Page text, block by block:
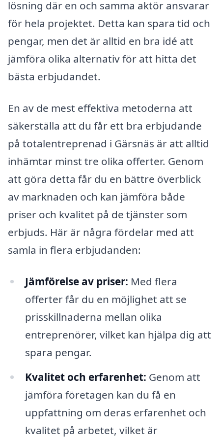
lösning där en och samma aktör ansvarar
för hela projektet. Detta kan spara tid och
pengar, men det är alltid en bra idé att
jämföra olika alternativ för att hitta det
bästa erbjudandet.
En av de mest effektiva metoderna att
säkerställa att du får ett bra erbjudande
på totalentreprenad i Gärsnäs är att alltid
inhämtar minst tre olika offerter. Genom
att göra detta får du en bättre överblick
av marknaden och kan jämföra både
priser och kvalitet på de tjänster som
erbjuds. Här är några fördelar med att
samla in flera erbjudanden:
Jämförelse av priser: Med flera
offerter får du en möjlighet att se
prisskillnaderna mellan olika
entreprenörer, vilket kan hjälpa dig att
spara pengar.
Kvalitet och erfarenhet: Genom att
jämföra företagen kan du få en
uppfattning om deras erfarenhet och
kvalitet på arbetet, vilket är